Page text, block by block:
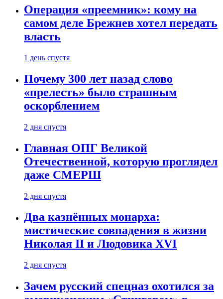
Операция «преемник»: кому на
самом деле Брежнев хотел передать
власть
1 день спустя
Почему 300 лет назад слово
«прелесть» было страшным
оскорблением
2 дня спустя
Главная ОПГ Великой
Отечественной, которую проглядел
даже СМЕРШ
2 дня спустя
Два казнённых монарха:
мистические совпадения в жизни
Николая II и Людовика XVI
2 дня спустя
Зачем русский спецназ охотился за